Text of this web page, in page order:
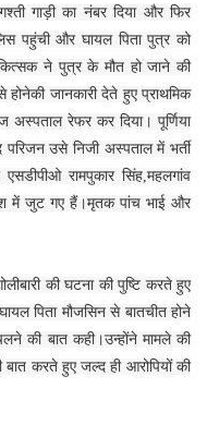
गाड़ी का नंबर दिया और फिर
पहुंची और घायल पिता पुत्र को
ने पुत्र के मौत हो जाने की
होनेकी जानकारी देते हुए प्राथमिक
अस्पताल रेफर कर दिया। पूर्णिया
उसे निजी अस्पताल में भर्ती
रामपुकार सिंह,महलगांव
में जुट गए हैं।मृतक पांच भाई और
की घटना की पुष्टि करते हुए
पिता मौजसिन से बातचीत होने
की बात कही।उन्होंने मामले की
करते हुए जल्द ही आरोपियों की